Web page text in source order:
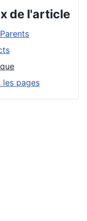
de l'article
les pages